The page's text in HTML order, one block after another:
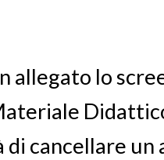
allegato lo
cancellare un